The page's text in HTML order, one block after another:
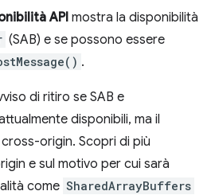
API mostra la disponibilità
(SAB) e se possono essere
.
di ritiro se SAB e
disponibili, ma il
origin. Scopri di più
e sul motivo per cui sarà
come SharedArrayBuffers